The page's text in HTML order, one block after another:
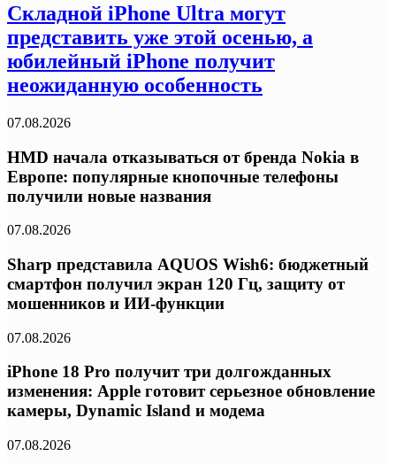
Складной iPhone Ultra могут
представить уже этой осенью, а
юбилейный iPhone получит
неожиданную особенность
07.08.2026
HMD начала отказываться от бренда Nokia в
Европе: популярные кнопочные телефоны
получили новые названия
07.08.2026
Sharp представила AQUOS Wish6: бюджетный
смартфон получил экран 120 Гц, защиту от
мошенников и ИИ-функции
07.08.2026
iPhone 18 Pro получит три долгожданных
изменения: Apple готовит серьезное обновление
камеры, Dynamic Island и модема
07.08.2026